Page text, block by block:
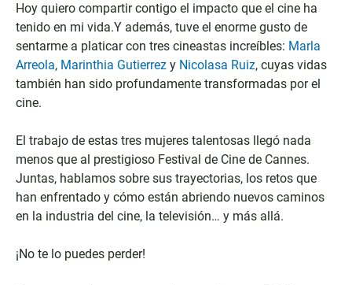
Hoy quiero compartir contigo el impacto que el cine ha
tenido en mi vida.Y además, tuve el enorme gusto de
sentarme a platicar con tres cineastas increíbles: Marla
Arreola, Marinthia Gutierrez y Nicolasa Ruiz, cuyas vidas
también han sido profundamente transformadas por el
cine.
El trabajo de estas tres mujeres talentosas llegó nada
menos que al prestigioso Festival de Cine de Cannes.
Juntas, hablamos sobre sus trayectorias, los retos que
han enfrentado y cómo están abriendo nuevos caminos
en la industria del cine, la televisión… y más allá.
¡No te lo puedes perder!